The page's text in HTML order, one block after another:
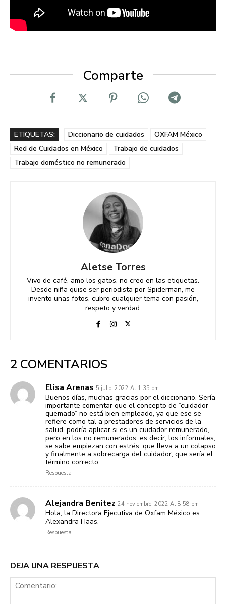
Comparte
ETIQUETAS: Diccionario de cuidados
OXFAM México
Red de Cuidados en México
Trabajo de cuidados
Trabajo doméstico no remunerado
Aletse Torres
Vivo de café, amo los gatos, no creo en las etiquetas.
Desde niña quise ser periodista por Spiderman, me
invento unas fotos, cubro cualquier tema con pasión,
respeto y verdad.
2 COMENTARIOS
Elisa Arenas 5 julio, 2022 At 1:35 pm
Buenos días, muchas gracias por el diccionario. Sería
importante comentar que el concepto de “cuidador
quemado” no está bien empleado, ya que ese se
refiere como tal a prestadores de servicios de la
salud, podría aplicar si es un cuidador remunerado,
pero en los no remunerados, es decir, los informales,
se sabe empiezan con estrés, que lleva a un colapso
y finalmente a sobrecarga del cuidador, que sería el
término correcto.
Respuesta
Alejandra Benitez 24 noviembre, 2022 At 8:58 pm
Hola, la Directora Ejecutiva de Oxfam México es
Alexandra Haas.
Respuesta
DEJA UNA RESPUESTA